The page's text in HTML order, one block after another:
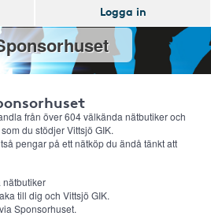
Logga in
från över 604 välkända nätbutiker och
du stödjer Vittsjö GIK.
pengar på ett nätköp du ändå tänkt att
nätbutiker
till dig och Vittsjö GIK.
Sponsorhuset.